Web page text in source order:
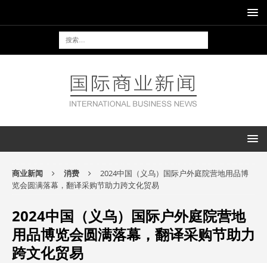
商业新闻 消费
2024中国（义乌）国际户外庭院营地用品博
览会圆满落幕，翻译采购节助力跨文化贸易
2024中国（义乌）国际户外庭院营地
用品博览会圆满落幕，翻译采购节助力
跨文化贸易